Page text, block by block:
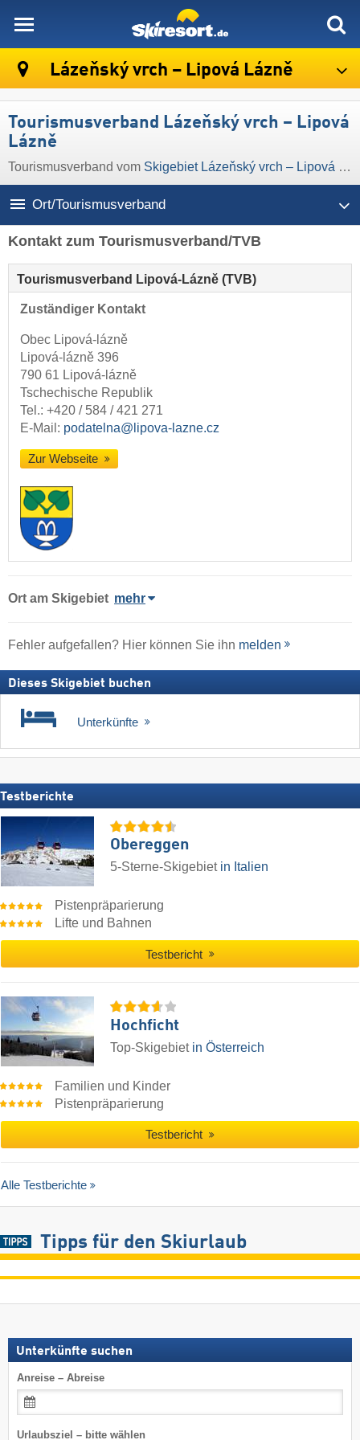
Lázeňský vrch – Lipová Lázně
Tourismusverband Lázeňský vrch – Lipová
Lázně
Tourismusverband vom Skigebiet Lázeňský vrch – Lipová Lázně
Ort/Tourismusverband
Kontakt zum Tourismusverband/TVB
Tourismusverband Lipová-Lázně (TVB)
Zuständiger Kontakt
Obec Lipová-lázně
Lipová-lázně 396
790 61 Lipová-lázně
Tschechische Republik
Tel.: +420 / 584 / 421 271
E-Mail: podatelna@lipova-lazne.cz
Zur Webseite
Ort am Skigebiet mehr
Fehler aufgefallen? Hier können Sie ihn melden
Dieses Skigebiet buchen
Unterkünfte
Testberichte
Obereggen
5-Sterne-Skigebiet in Italien
Pistenpräparierung
Lifte und Bahnen
Testbericht
Hochficht
Top-Skigebiet in Österreich
Familien und Kinder
Pistenpräparierung
Testbericht
Alle Testberichte
Tipps für den Skiurlaub
Unterkünfte suchen
Anreise – Abreise
Urlaubsziel – bitte wählen